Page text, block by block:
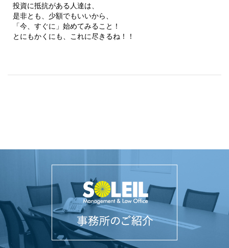
投資に抵抗がある人達は、
是非とも、少額でもいいから、
「今、すぐに」始めてみること！
とにもかくにも、これに尽きるね！！